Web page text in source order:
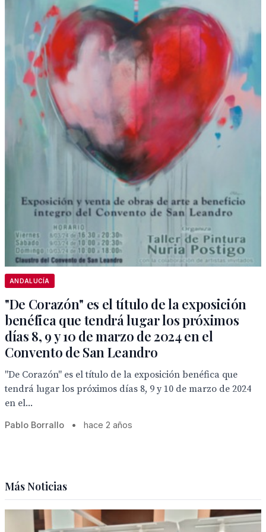
ANDALUCÍA
"De Corazón" es el título de la exposición
benéfica que tendrá lugar los próximos
días 8, 9 y 10 de marzo de 2024 en el
Convento de San Leandro
"De Corazón" es el título de la exposición benéfica que
tendrá lugar los próximos días 8, 9 y 10 de marzo de 2024
en el...
Pablo Borrallo • hace 2 años
Más Noticias